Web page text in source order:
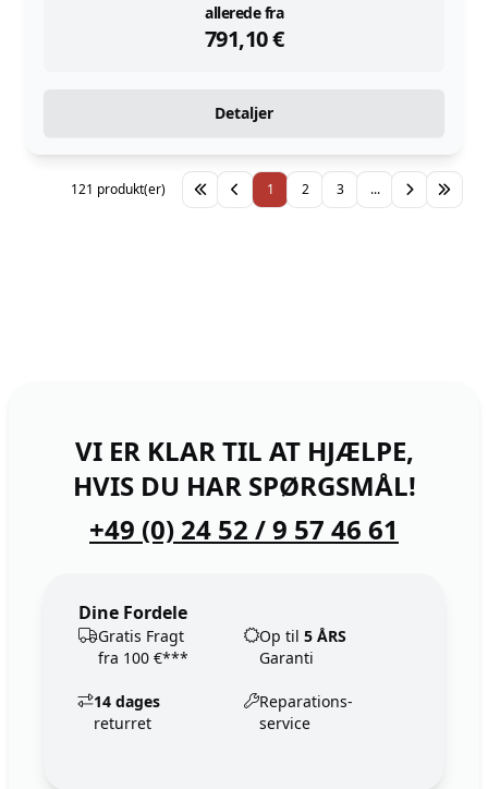
allerede fra
791,10€
instock
Detaljer
1 2 3 ...
121 produkt(er)
VI ER KLAR TIL AT HJÆLPE,
HVIS DU HAR SPØRGSMÅL!
+49 (0) 24 52 / 9 57 46 61
Dine Fordele
Gratis Fragt
fra 100 €***
Op til 5 ÅRS
Garanti
14 dages
returret
Reparations-
service